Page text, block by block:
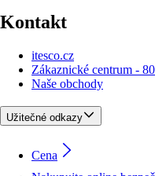
Kontakt
itesco.cz
Zákaznické centrum -
Naše obchody
Užitečné odkazy
Cena